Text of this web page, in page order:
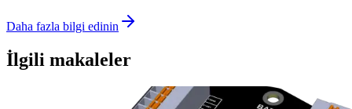
Daha fazla bilgi edinin
İlgili makaleler